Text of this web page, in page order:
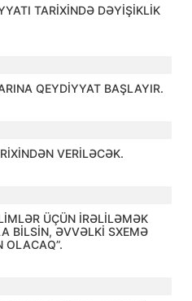
TARİXİNDƏ DƏYİŞİKLİK
QEYDİYYAT BAŞLAYIR.
VERİLƏCƏK.
ÜÇÜN İRƏLİLƏMƏK
BİLSİN, ƏVVƏLKİ SXEMƏ
OLACAQ”.